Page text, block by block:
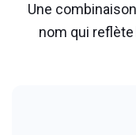
Une
nom qui